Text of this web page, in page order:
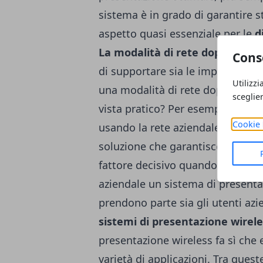
Cookie
sistema è in grado di garantire
aspetto quasi essenziale per le
La modalità di rete doppiaUn
di supportare sia le
una modalità di rete doppia,
vista pratico? Per esempio la
usando la rete aziendale
soluzione che garantisce la
fattore decisivo quando,
aziendale un sistema di
prendono parte sia gli utenti
sistemi di presentazione
presentazione wireless fa sì che
varietà di applicazioni. Tra